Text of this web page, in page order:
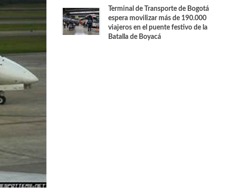
Terminal de Transporte de Bogotá
espera movilizar más de 190.000
viajeros en el puente festivo de la
Batalla de Boyacá